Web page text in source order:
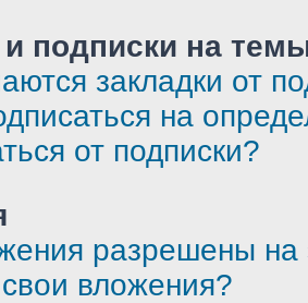
и подписки на
закладки от
на
от подписки?
разрешены
вложения?